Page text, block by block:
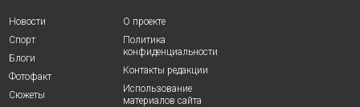
Новости
Спорт
Блоги
Фотофакт
Сюжеты
О проекте
Политика
конфиденциальности
Контакты редакции
Использование
материалов сайта